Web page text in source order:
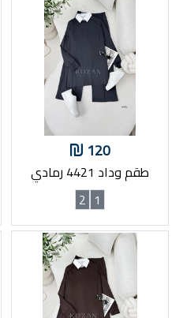
120
طقم وداد 4421 رمادي
1
2